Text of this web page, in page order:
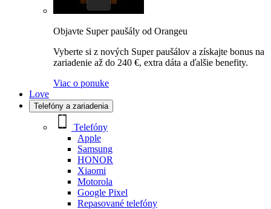
Objavte Super paušály od Orangeu
Vyberte si z nových Super paušálov a získajte bonus na
zariadenie až do 240 €, extra dáta a ďalšie benefity.
Viac o ponuke
Love
Telefóny a zariadenia
Telefóny
Apple
Samsung
HONOR
Xiaomi
Motorola
Google Pixel
Repasované telefóny